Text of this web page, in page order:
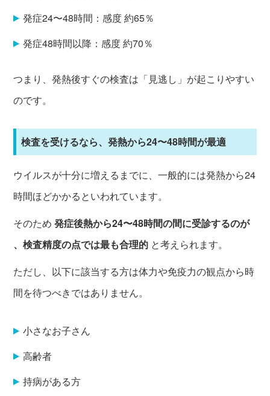
発症24〜48時間：感度 約65％
発症48時間以降：感度 約70％
つまり、発熱後すぐの検査は「見逃し」が起こりやすい
のです。
検査を受けるなら、発熱から24〜48時間が最適
ウイルスが十分に増えるまでに、一般的には発熱から24
時間ほどかかるといわれています。
そのため発症後熱から24〜48時間の間に受診するのが
、検査精度の点では最も合理的 と考えられます。
ただし、以下に該当する方は体力や免疫力の観点から時
間を待つべきではありません。
小さなお子さん
高齢者
持病がある方